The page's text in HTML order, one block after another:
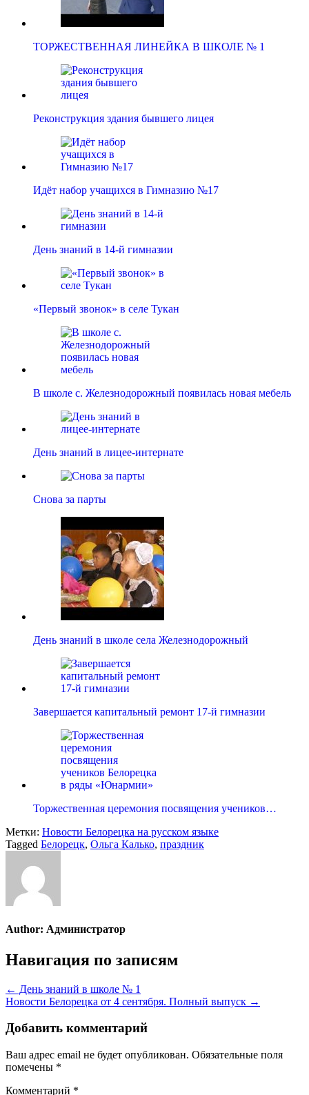
ТОРЖЕСТВЕННАЯ ЛИНЕЙКА В ШКОЛЕ № 1
Реконструкция здания бывшего лицея
Идёт набор учащихся в Гимназию №17
День знаний в 14-й гимназии
«Первый звонок» в селе Тукан
В школе с. Железнодорожный появилась новая мебель
День знаний в лицее-интернате
Снова за парты
День знаний в школе села Железнодорожный
Завершается капитальный ремонт 17-й гимназии
Торжественная церемония посвящения учеников…
Метки: Новости Белорецка на русском языке
Tagged Белорецк, Ольга Калько, праздник
Author: Администратор
Навигация по записям
← День знаний в школе № 1
Новости Белорецка от 4 сентября. Полный выпуск →
Добавить комментарий
Ваш адрес email не будет опубликован. Обязательные поля
помечены *
Комментарий *